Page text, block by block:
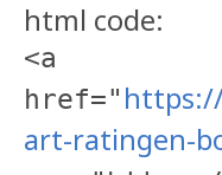
html code:
<a
href="
art-ratingen-